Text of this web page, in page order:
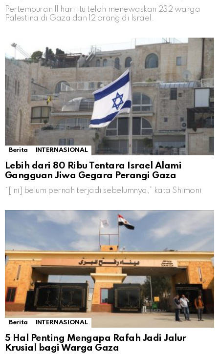
Pertempuran 11 hari itu telah menewaskan 232 warga
Palestina di Gaza dan 12 orang di Israel.
Berita INTERNASIONAL
Lebih dari 80 Ribu Tentara Israel Alami
Gangguan Jiwa Gegara Perangi Gaza
“[Ini] belum pernah terjadi sebelumnya,” kata Shimoni
Berita INTERNASIONAL
5 Hal Penting Mengapa Rafah Jadi Jalur
Krusial bagi Warga Gaza